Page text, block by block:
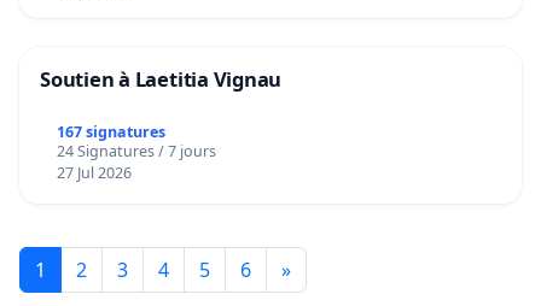
Soutien à Laetitia Vignau
167 signatures
24 Signatures / 7 jours
27 Jul 2026
1 2 3 4 5 6 »